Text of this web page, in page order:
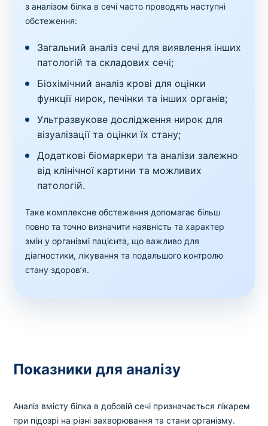
з аналізом білка в сечі часто проводять наступні
обстеження:
Загальний аналіз сечі для виявлення інших
патологій та складових сечі;
Біохімічний аналіз крові для оцінки
функції нирок, печінки та інших органів;
Ультразвукове дослідження нирок для
візуалізації та оцінки їх стану;
Додаткові біомаркери та аналізи залежно
від клінічної картини та можливих
патологій.
Таке комплексне обстеження допомагає більш
повно та точно визначити наявність та характер
змін у організмі пацієнта, що важливо для
діагностики, лікування та подальшого контролю
стану здоров’я.
Показники для аналізу
Аналіз вмісту білка в добовій сечі призначається лікарем
при підозрі на різні захворювання та стани організму.